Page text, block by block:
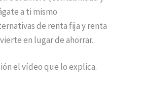
a ti mismo
de renta fija y renta
en lugar de ahorrar.
el vídeo que lo explica.